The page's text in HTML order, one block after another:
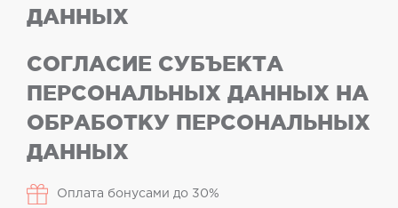
ДАННЫХ
СОГЛАСИЕ СУБЪЕКТА
ПЕРСОНАЛЬНЫХ ДАННЫХ НА
ОБРАБОТКУ ПЕРСОНАЛЬНЫХ
ДАННЫХ
Оплата бонусами до 30%